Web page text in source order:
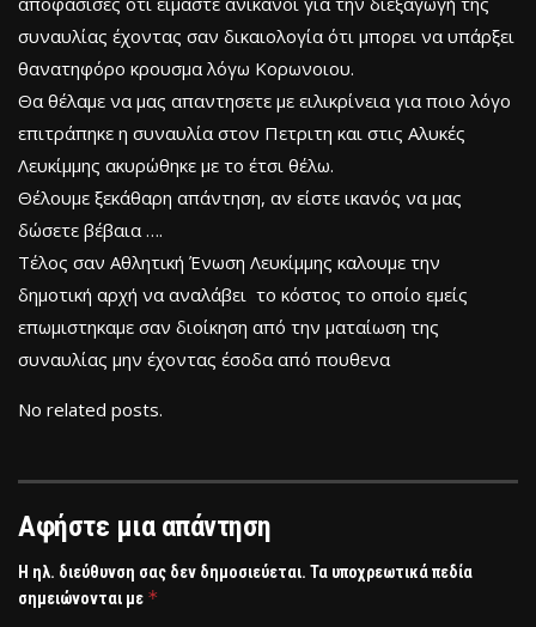
συναυλίας έχοντας σαν δικαιολογία ότι μπορει να υπάρξει
θανατηφόρο κρουσμα λόγω Κορωνοιου.
Θα θέλαμε να μας απαντησετε με ειλικρίνεια για ποιο λόγο
επιτράπηκε η συναυλία στον Πετριτη και στις Αλυκές
Λευκίμμης ακυρώθηκε με το έτσι θέλω.
Θέλουμε ξεκάθαρη απάντηση, αν είστε ικανός να μας
δώσετε βέβαια ….
Τέλος σαν Αθλητική Ένωση Λευκίμμης καλουμε την
δημοτική αρχή να αναλάβει το κόστος το οποίο εμείς
επωμιστηκαμε σαν διοίκηση από την ματαίωση της
συναυλίας μην έχοντας έσοδα από πουθενα
No related posts.
Αφήστε μια απάντηση
Η ηλ. διεύθυνση σας δεν δημοσιεύεται. Τα υποχρεωτικά πεδία
σημειώνονται με *